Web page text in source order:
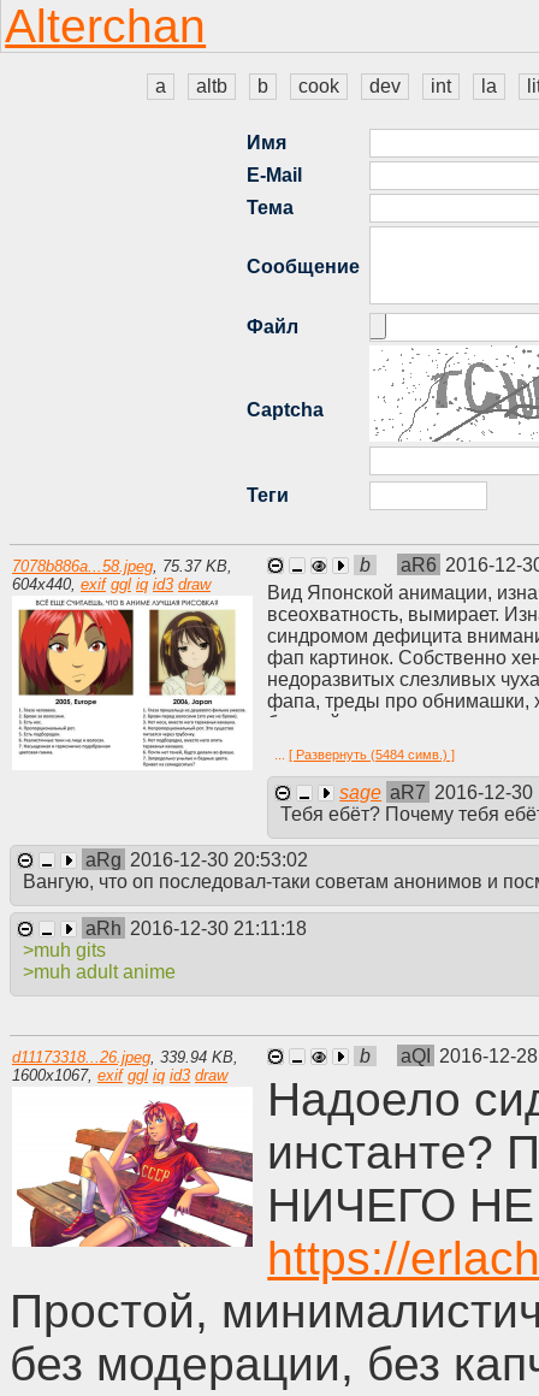
a altb b cook dev int la
7078b886a...58.jpeg, 75.37 KB,
604x440, exif ggl iq id3 draw
b aR6 2016-12-
Вид Японской анимации,
всеохватность, вымирает.
синдромом дефицита
фап картинок. Собственно
недоразвитых слезливых
фапа, треды про обнимашки,
брухлей.
предпочитают рок, метал,
петухов, либо голосовых
анимешника насыщен
банальны, что встречают
настоящему, что ведет к
аниме персонажей в
свою банальность
фансервисной локальщины.
На данный момент Япония
жрущие говно китайцы
Да, они все еще используют
конвеера слайдов
пережеванным говном даже
целом(сюда помимо Франции
корпоративных рабов-
высеров от дрочеров-
мыслепук эджи детей нищие
Квазимышление задуманное
безвкусное.Как пример:
Замечательному сериалу
предпочтителен яойная
другу на расстоянии.
задумку.
[ Развернуть (5484 симв.) ]
sage aR7 2016-12-30
Тебя ебёт? Почему тебя
aRg 2016-12-30 20:53:02
Вангую, что оп последовал-таки советам анонимов и
aRh 2016-12-30 21:11:18
>muh gits
>muh adult anime
d11173318...26.jpeg, 339.94 KB,
1600x1067, exif ggl iq id3 draw
b aQI 2016-12-
Надоело
инстанте?
НИЧЕГО НЕ
https://
Простой,
без модерации, без